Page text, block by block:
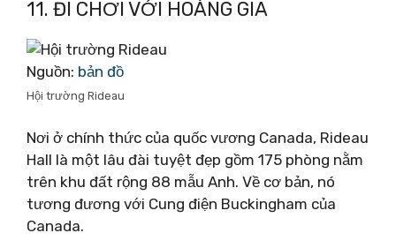
11. ĐI CHƠI VỚI HOÀNG GIA
Nguồn: bản đồ
Hội trường Rideau
Nơi ở chính thức của quốc vương Canada, Rideau
Hall là một lâu đài tuyệt đẹp gồm 175 phòng nằm
trên khu đất rộng 88 mẫu Anh. Về cơ bản, nó
tương đương với Cung điện Buckingham của
Canada.